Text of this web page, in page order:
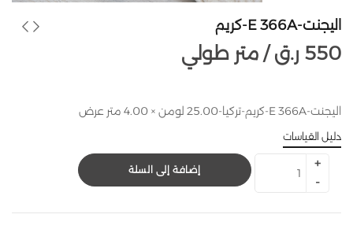
اليجنت-E 366A-كريم
متر طولي / 550 ر.ق
اليجنت-E 366A-كريم-تركيا-25.00 لومن × 4.00 متر عرض
دليل القياسات
إضافة إلى السلة